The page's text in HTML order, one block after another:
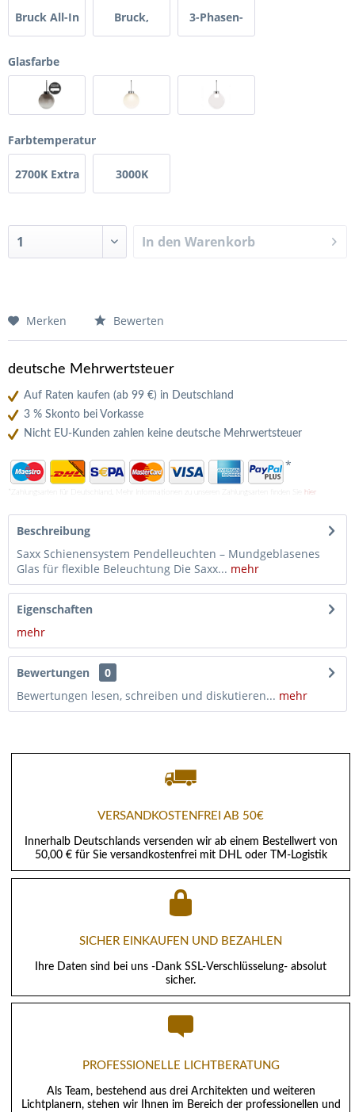
Bruck All-In Bruck,
Molto Luce
Volare /
Minitrack
3-Phasen-
Glasfarbe
Farbtemperatur
2700K Extra 3000K
In den Warenkorb
Merken Bewerten
deutsche Mehrwertsteuer
Auf Raten kaufen (ab 99 €) in Deutschland
3 % Skonto bei Vorkasse
Nicht EU-Kunden zahlen keine deutsche Mehrwertsteuer
*
*Zahlungsarten für Deutschland. Mehr Informationen zu unseren Zahlungsarten finden Sie hier
Beschreibung
Saxx Schienensystem Pendelleuchten – Mundgeblasenes
Glas für flexible Beleuchtung Die Saxx... mehr
Eigenschaften
mehr
Bewertungen
0
Bewertungen lesen, schreiben und diskutieren... mehr
VERSANDKOSTENFREI AB 50€
Innerhalb Deutschlands versenden wir ab einem Bestellwert von
50,00 € für Sie versandkostenfrei mit DHL oder TM-Logistik
SICHER EINKAUFEN UND BEZAHLEN
Ihre Daten sind bei uns -Dank SSL-Verschlüsselung- absolut
sicher.
PROFESSIONELLE LICHTBERATUNG
Als Team, bestehend aus drei Architekten und weiteren
Lichtplanern, stehen wir Ihnen im Bereich der professionellen und